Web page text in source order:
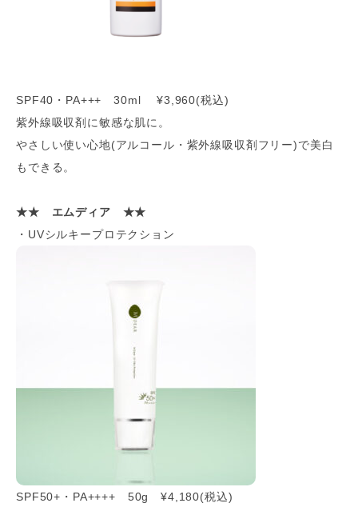
SPF40・PA+++ 30ml ¥3,960(税込)
紫外線吸収剤に敏感な肌に。
やさしい使い心地(アルコール・紫外線吸収剤フリー)で美白
もできる。
★★ エムディア ★★
・UVシルキープロテクション
SPF50+・PA++++ 50g ¥4,180(税込)